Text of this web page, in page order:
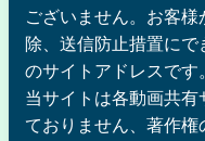
ございません。お客
除、送信防止措置に
のサイトアドレスです
当サイトは各動画共有
ておりません、著作権